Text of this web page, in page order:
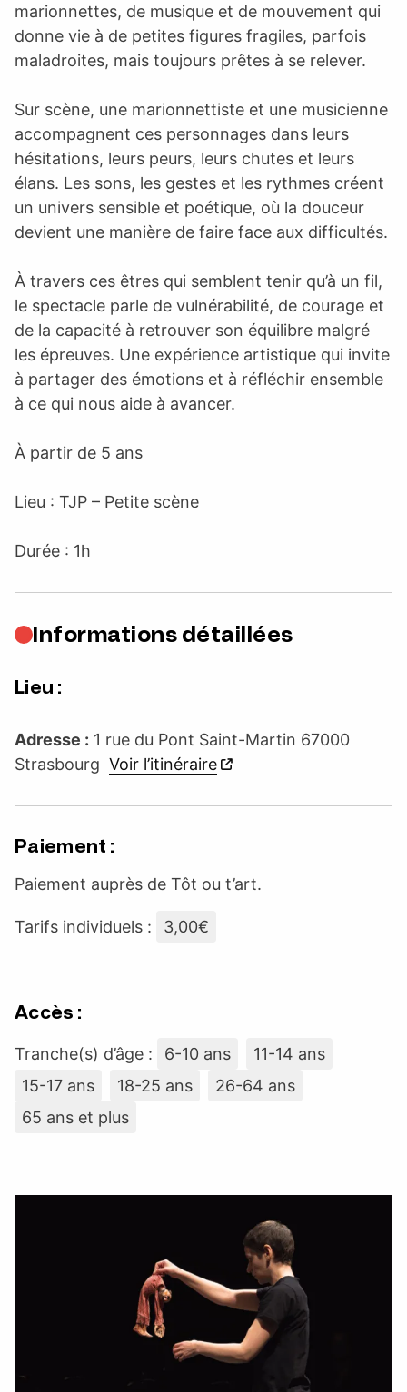
marionnettes, de musique et de mouvement qui
donne vie à de petites figures fragiles, parfois
maladroites, mais toujours prêtes à se relever.
Sur scène, une marionnettiste et une musicienne
accompagnent ces personnages dans leurs
hésitations, leurs peurs, leurs chutes et leurs
élans. Les sons, les gestes et les rythmes créent
un univers sensible et poétique, où la douceur
devient une manière de faire face aux difficultés.
À travers ces êtres qui semblent tenir qu’à un fil,
le spectacle parle de vulnérabilité, de courage et
de la capacité à retrouver son équilibre malgré
les épreuves. Une expérience artistique qui invite
à partager des émotions et à réfléchir ensemble
à ce qui nous aide à avancer.
À partir de 5 ans
Lieu : TJP – Petite scène
Durée : 1h
Informations détaillées
Lieu :
Adresse : 1 rue du Pont Saint-Martin 67000
Strasbourg Voir l’itinéraire
Paiement :
Paiement auprès de Tôt ou t’art.
Tarifs individuels : 3,00€
Accès :
Tranche(s) d’âge : 6-10 ans
11-14 ans
15-17 ans
18-25 ans
26-64 ans
65 ans et plus